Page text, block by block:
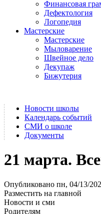
Финансовая
Дефектология
Логопедия
Мастерские
Мастерские
Мыловарение
Швейное дело
Декупаж
Бижутерия
Новости школы
Календарь событий
СМИ о школе
Документы
21 марта.
Опубликовано пн, 04/13/
Разместить на главной
Новости и сми
Родителям